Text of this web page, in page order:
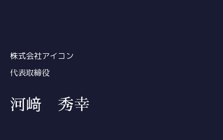
株式会社アイコン
代表取締役
河﨑 秀幸